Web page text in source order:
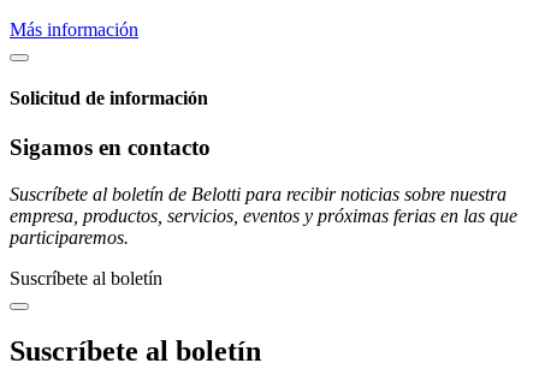
Más información
Solicitud de información
Sigamos en contacto
Suscríbete al boletín de Belotti para recibir noticias sobre nuestra
empresa, productos, servicios, eventos y próximas ferias en las que
participaremos.
Suscríbete al boletín
Suscríbete al boletín